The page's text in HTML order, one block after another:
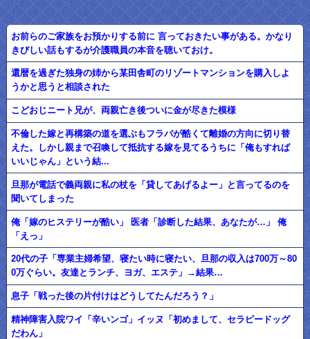
お前らのご家族をお預かりする前に 言っておきたい事がある。かなり
きびしい話もするが介護職員の本音を聴いておけ。
還暦を過ぎた独身の姉から某田舎町のリゾートマンションを購入しよ
うかと思うと相談された
こどおじニート兄が、両親亡き後ついに金が尽きた模様
不倫した嫁と再構築の道を選ぶもフラバが酷くて離婚の方向に切り替
えた。しかし親まで召喚して抵抗する嫁を見てるうちに「俺もすれば
いいじゃん」という結...
旦那が電話で義両親に私の杖を「貸してあげるよー」と言ってるのを
聞いてしまった
俺「嫁のヒステリーが酷い」 医者「診断した結果、あなたが…」 俺
「えっ」
20代の子「専業主婦希望、寝たい時に寝たい、旦那の収入は700万～80
0万ぐらい。友達とランチ、ヨガ、エステ」→結果…
息子「戦った後の片付けはどうしてたんだろう？」
精神障害入院ワイ「辛いンゴ」イッヌ「初めまして、セラピードッグ
だわん」